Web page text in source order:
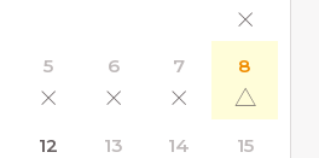
×
5
×
6
×
7
×
8
△
12 13 14 15